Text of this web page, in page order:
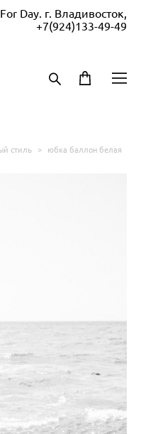
Day. г. Владивосток,
+7(924)133-49-49
стиль >
юбка баллон белая